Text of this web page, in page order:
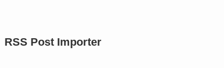
RSS Post Importer